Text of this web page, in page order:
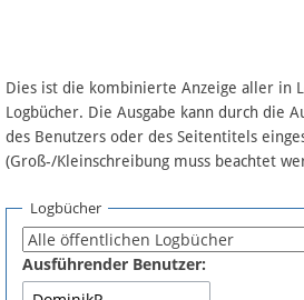
Artikel nach Kategorien
FAQ
Fördermitglied werden
Fehler melden
Dies ist die kombinierte Anzeige aller in
Logbücher. Die Ausgabe kann durch die
des Benutzers oder des Seitentitels
(Groß-/Kleinschreibung muss beachtet
Logbücher
Ausführender Benutzer: